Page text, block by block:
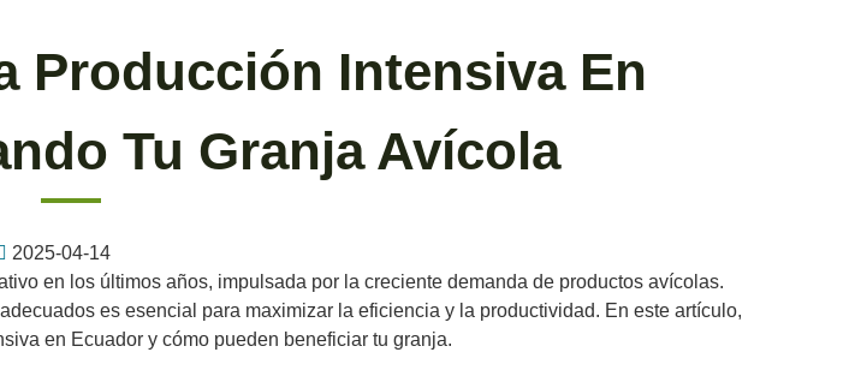
Producción Intensiva En
Tu Granja Avícola
2025-04-14
en los últimos años, impulsada por la creciente demanda de productos avícolas.
es esencial para maximizar la eficiencia y la productividad. En este artículo,
en Ecuador y cómo pueden beneficiar tu granja.